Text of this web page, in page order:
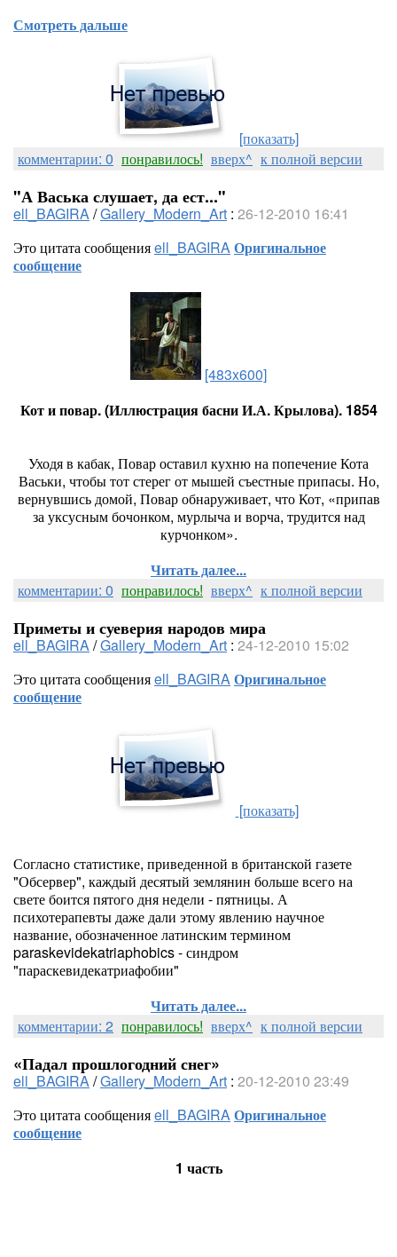
Смотреть дальше
[показать]
комментарии: 0 понравилось! вверх^ к полной версии
"А Васька слушает, да ест..."
ell_BAGIRA/Gallery_Modern_Art : 26-12-2010 16:41
Это цитата сообщенияell_BAGIRAОригинальное
сообщение
[483x600]
Кот и повар. (Иллюстрация басни И.А. Крылова). 1854
Уходя в кабак, Повар оставил кухню на попечение Кота
Васьки, чтобы тот стерег от мышей съестные припасы. Но,
вернувшись домой, Повар обнаруживает, что Кот, «припав
за уксусным бочонком, мурлыча и ворча, трудится над
курчонком».
Читать далее...
комментарии: 0 понравилось! вверх^ к полной версии
Приметы и суеверия народов мира
ell_BAGIRA/Gallery_Modern_Art : 24-12-2010 15:02
Это цитата сообщенияell_BAGIRAОригинальное
сообщение
[показать]
Согласно статистике, приведенной в британской газете
"Обсервер", каждый десятый землянин больше всего на
свете боится пятого дня недели - пятницы. А
психотерапевты даже дали этому явлению научное
название, обозначенное латинским термином
paraskevidekatriaphobics - синдром
"параскевидекатриафобии"
Читать далее...
комментарии: 2 понравилось! вверх^ к полной версии
«Падал прошлогодний снег»
ell_BAGIRA/Gallery_Modern_Art : 20-12-2010 23:49
Это цитата сообщенияell_BAGIRAОригинальное
сообщение
1 часть